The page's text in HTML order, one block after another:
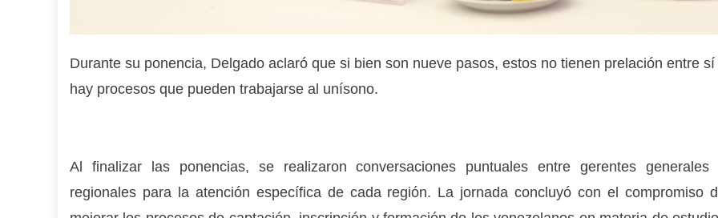
Durante su ponencia, Delgado aclaró que si bien son nueve pasos, estos no tienen prelación entre sí
hay procesos que pueden trabajarse al unísono.
Al finalizar las ponencias, se realizaron conversaciones puntuales entre gerentes generales
regionales para la atención específica de cada región. La jornada concluyó con el compromiso